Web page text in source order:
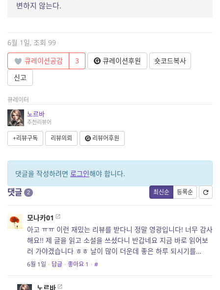
변하지 않는다.
6월 1일, 조회 99
큐레이션공감
3 큐레이션후원
숏코드복사
신고
큐레이터
노르바
추천리뷰어
+리뷰구독 리뷰의뢰 리뷰어후원
댓글을 작성하려면 로그인해야 합니다.
최신순 등록순
댓글 2
모나카01
아고 ㅠㅠ 이런 재밌는 리뷰를 받다니 정말 영광입니다! 너무 감사
해요!! 제 글을 읽고 소설을 쓰셨다니 반갑네요 지금 바로 읽어보
러 가야겠습니다 ㅎㅎ 날이 많이 더운데 좋은 하루 되시기를…
6월 1일 · 답글 · 좋아요 1 · #
노르바